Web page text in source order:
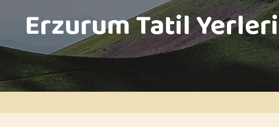
Erzurum Tatil Yerleri